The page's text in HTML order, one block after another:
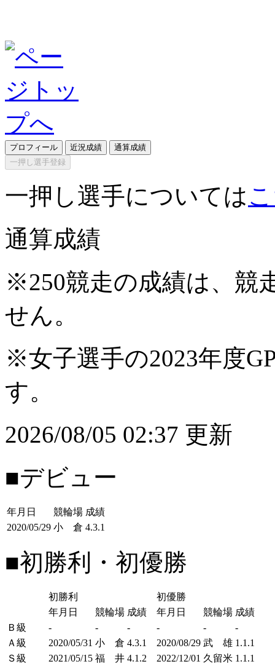
プロフィール 近況成績
通算成績
一押し選手登録
一押し選手については
通算成績
※250競走の成績は、競
せん。
※女子選手の2023年度
す。
2026/08/05 02:37 更新
■デビュー
年月日 競輪場 成績
2020/05/29 小 倉 4.3.1
■初勝利・初優勝
初勝利
初優勝
年月日
競輪場 成績 年月日 競輪場 成績
Ｂ級
- - - - -
-
Ａ級
2020/05/31 小 倉 4.3.1 2020/08/29 武 雄 1.1.1
Ｓ級
2021/05/15 福 井 4.1.2 2022/12/01 久留米 1.1.1